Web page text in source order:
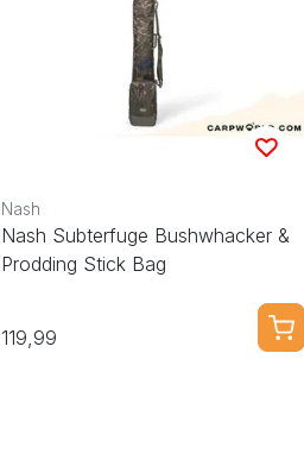
Nash
Nash Subterfuge Bushwhacker &
Prodding Stick Bag
119,99